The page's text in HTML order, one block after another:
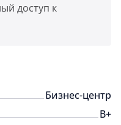
доступ к
Бизнес-центр
B+